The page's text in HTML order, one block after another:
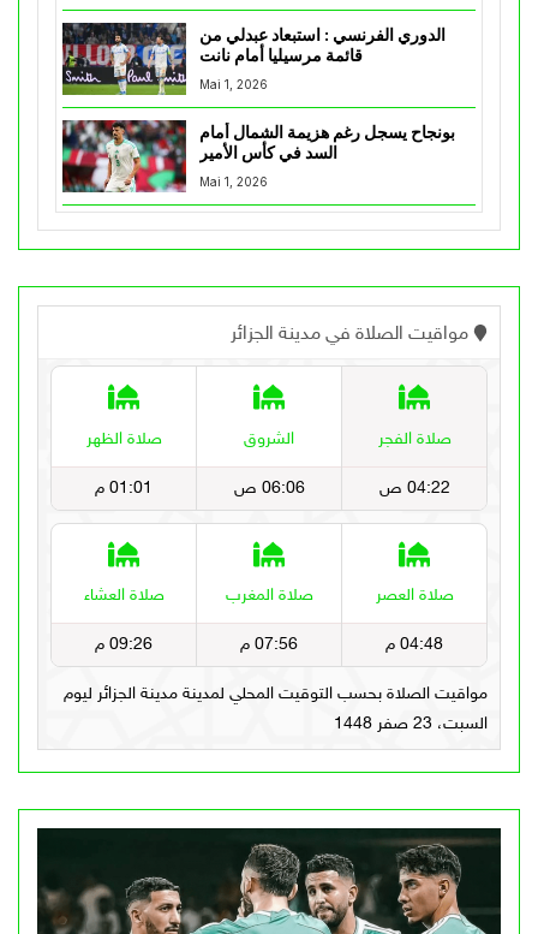
الدوري الفرنسي : استبعاد عبدلي من
قائمة مرسيليا أمام نانت
Mai 1, 2026
بونجاح يسجل رغم هزيمة الشمال أمام
السد في كأس الأمير
Mai 1, 2026